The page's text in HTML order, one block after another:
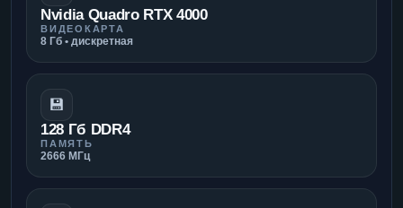
Nvidia Quadro RTX 4000
ВИДЕОКАРТА
8 Гб • дискретная
💾
128 Гб DDR4
ПАМЯТЬ
2666 МГц